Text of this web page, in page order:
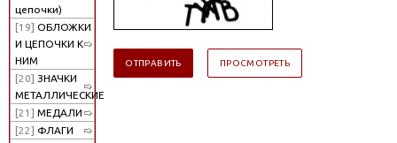
цепочки)
[19] ОБЛОЖКИ
И ЦЕПОЧКИ К
НИМ
[20] ЗНАЧКИ
МЕТАЛЛИЧЕСКИЕ
[21] МЕДАЛИ
[22] ФЛАГИ